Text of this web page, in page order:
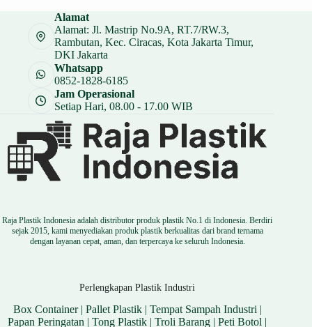
Rp 13.000.
adalah:
Rp 9.750.
Alamat
Alamat: Jl. Mastrip No.9A, RT.7/RW.3,
Rambutan, Kec. Ciracas, Kota Jakarta Timur,
DKI Jakarta
Whatsapp
0852-1828-6185
Jam Operasional
Setiap Hari, 08.00 - 17.00 WIB
Raja Plastik Indonesia adalah distributor produk plastik No.1 di Indonesia. Berdiri
sejak 2015, kami menyediakan produk plastik berkualitas dari brand ternama
dengan layanan cepat, aman, dan terpercaya ke seluruh Indonesia.
Perlengkapan Plastik Industri
Box Container| Pallet Plastik| Tempat Sampah Industri |
Papan Peringatan |Tong Plastik |Troli Barang |Peti Botol |